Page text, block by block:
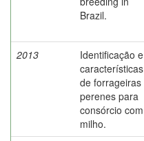
Brazil.
2013
Identificação e
características
de forrageiras
perenes para
consórcio com
milho.